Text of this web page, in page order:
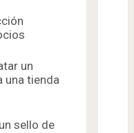
un
una tienda
sello de